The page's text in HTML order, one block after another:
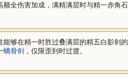
全伤害加成，满精满层时与精一赤角
够在精一时胜过叠满层的精五白影剑
螭骨剑 ，仅限歪到时过渡。